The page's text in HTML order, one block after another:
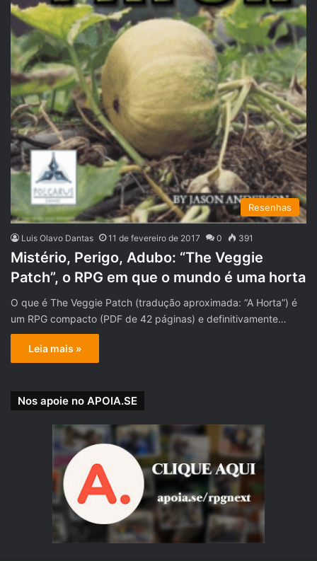
Resenhas
Luis Olavo Dantas 11 de fevereiro de 2017 0 391
Mistério, Perigo, Adubo: “The Veggie
Patch”, o RPG em que o mundo é uma horta
O que é The Veggie Patch (tradução aproximada: “A Horta”) é
um RPG compacto (PDF de 42 páginas) e definitivamente…
Leia mais »
Nos apoie no APOIA.SE